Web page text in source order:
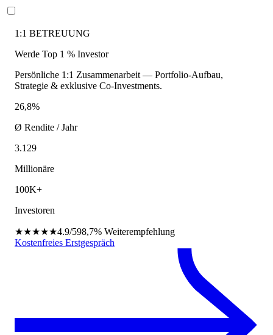
1:1 BETREUUNG
Werde Top 1 % Investor
Persönliche 1:1 Zusammenarbeit — Portfolio-Aufbau,
Strategie & exklusive Co-Investments.
26,8%
Ø Rendite / Jahr
3.129
Millionäre
100K+
Investoren
★★★★★4.9/598,7% Weiterempfehlung
Kostenfreies Erstgespräch